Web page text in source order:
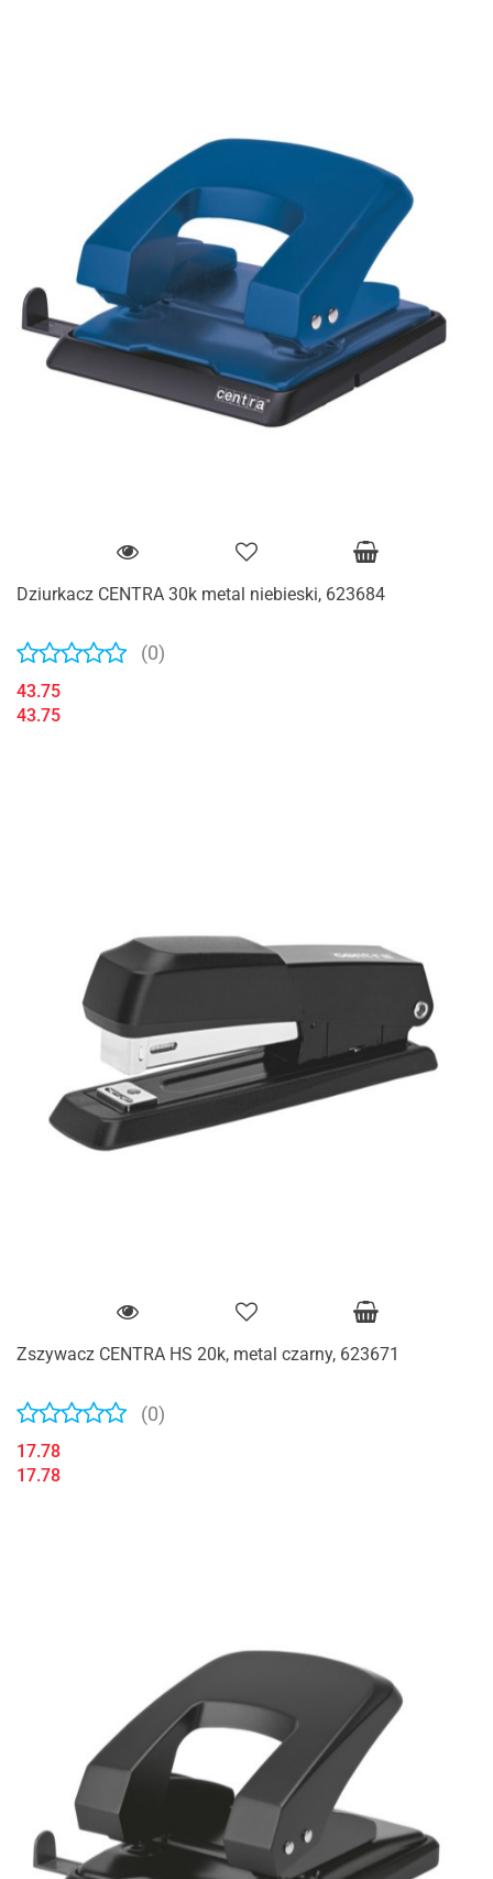
Dziurkacz CENTRA 30k metal niebieski, 623684
(0)
43.75
43.75
Zszywacz CENTRA HS 20k, metal czarny, 623671
(0)
17.78
17.78